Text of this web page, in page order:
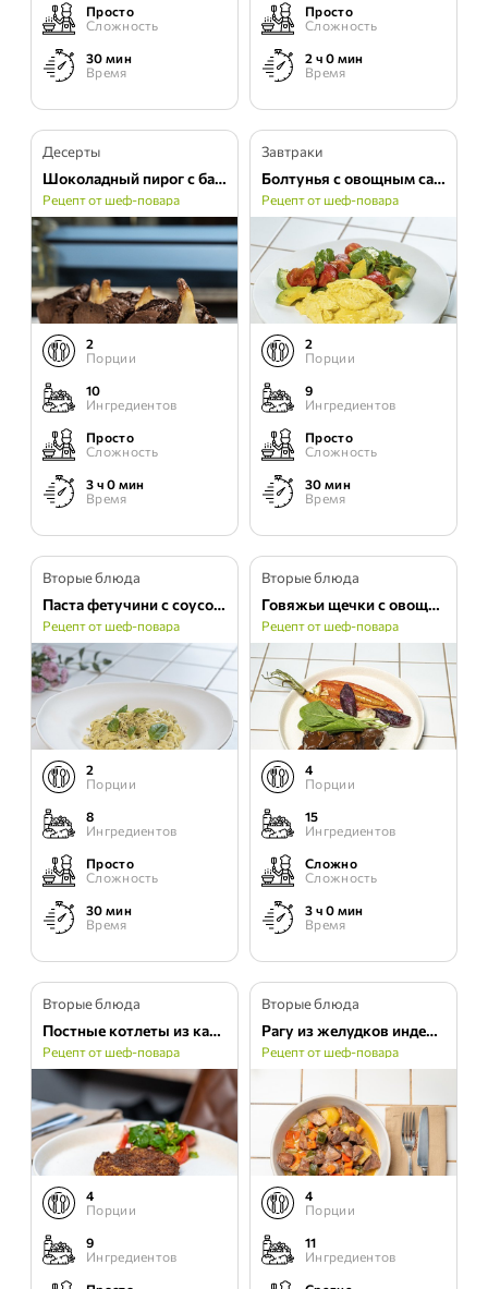
Просто
Сложность
30 мин
Время
Просто
Сложность
2 ч 0 мин
Время
Десерты
Шоколадный пирог с бананом и грушей
Рецепт от шеф-повара
2
Порции
10
Ингредиентов
Просто
Сложность
3 ч 0 мин
Время
Завтраки
Болтунья с овощным салатом
Рецепт от шеф-повара
2
Порции
9
Ингредиентов
Просто
Сложность
30 мин
Время
Вторые блюда
Паста фетучини с соусом Песто
Рецепт от шеф-повара
2
Порции
8
Ингредиентов
Просто
Сложность
30 мин
Время
Вторые блюда
Говяжьи щечки с овощами
Рецепт от шеф-повара
4
Порции
15
Ингредиентов
Сложно
Сложность
3 ч 0 мин
Время
Вторые блюда
Постные котлеты из капусты
Рецепт от шеф-повара
4
Порции
9
Ингредиентов
Вторые блюда
Рагу из желудков индейки в красном вине
Рецепт от шеф-повара
4
Порции
11
Ингредиентов